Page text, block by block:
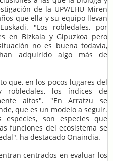
de la UPV/EHU Miren
que ella y su equipo llevan
"Los robledales, por
en Bizkaia y Gipuzkoa pero
no es buena todavía,
adquirido algo más de
que, en los pocos lugares del
los índices de
altos". "En Arratzu se
que es un modelo a seguir.
son especies que
funciones del ecosistema se
ha destacado Onaindia.
centrados en evaluar los